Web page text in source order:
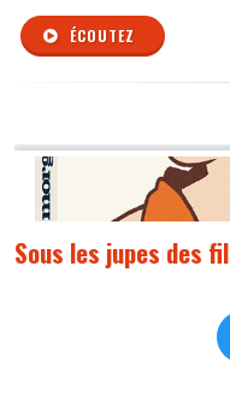
ÉCOUTEZ
Sous les jupes des